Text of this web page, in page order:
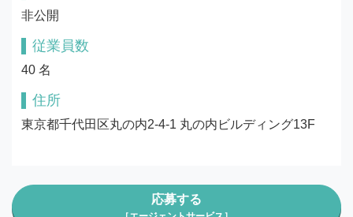
非公開
従業員数
40 名
住所
東京都千代田区丸の内2-4-1 丸の内ビルディング13F
応募する